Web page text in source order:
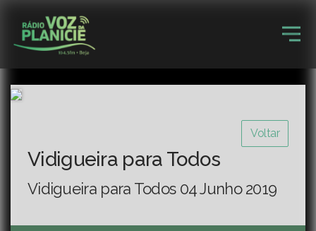
Voltar
Vidigueira para Todos
Vidigueira para Todos 04 Junho 2019